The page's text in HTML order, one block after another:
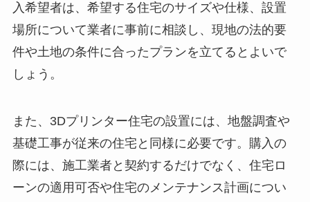
入希望者は、希望する住宅のサイズや仕様、設置
場所について業者に事前に相談し、現地の法的要
件や土地の条件に合ったプランを立てるとよいで
しょう。
また、3Dプリンター住宅の設置には、地盤調査や
基礎工事が従来の住宅と同様に必要です。購入の
際には、施工業者と契約するだけでなく、住宅ロ
ーンの適用可否や住宅のメンテナンス計画につい